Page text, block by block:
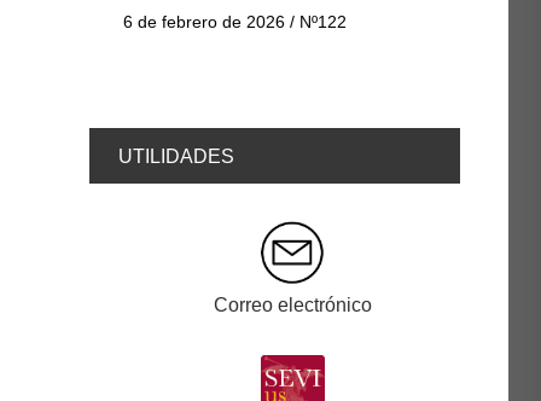
6 de febrero de 2026 / Nº122
UTILIDADES
Correo electrónico